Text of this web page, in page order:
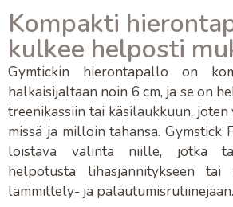
Kompakti
kulkee helposti
Gymtickin hierontapallo on
halkaisijaltaan noin 6 cm, ja se on
treenikassiin tai käsilaukkuun,
missä ja milloin tahansa. Gymstick
loistava valinta niille, jotka
helpotusta lihasjännitykseen tai
lämmittely- ja palautumisrutiinejaan.